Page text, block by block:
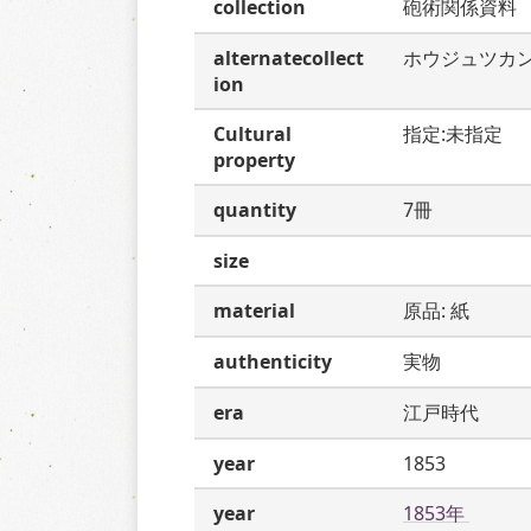
collection
砲術関係資料
alternatecollect
ion
ホウジュツカ
Cultural
property
指定:未指定
quantity
7冊
size
material
原品: 紙
authenticity
実物
era
江戸時代
year
1853
year
1853年